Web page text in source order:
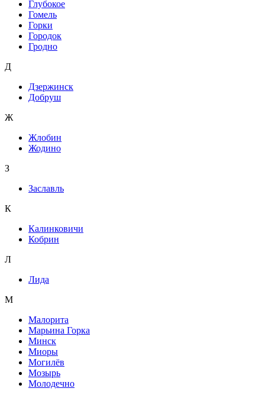
Глубокое
Гомель
Горки
Городок
Гродно
Д
Дзержинск
Добруш
Ж
Жлобин
Жодино
З
Заславль
К
Калинковичи
Кобрин
Л
Лида
М
Малорита
Марьина Горка
Минск
Миоры
Могилёв
Мозырь
Молодечно